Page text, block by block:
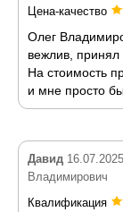
Цена-качество
Олег
вежлив,
На стоимость
и мне просто
Давид
Владимирович
Квалификация